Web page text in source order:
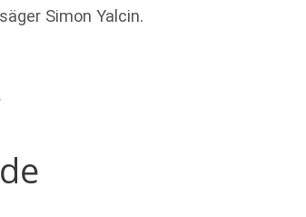
Simon Yalcin.